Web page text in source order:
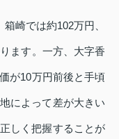
崎では約102万円、
ます。一方、大字香
が10万円前後と手頃
によって差が大きい
しく把握することが